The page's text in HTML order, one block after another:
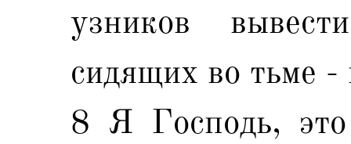
узников
сидящих во тьме
8 Я Господь,